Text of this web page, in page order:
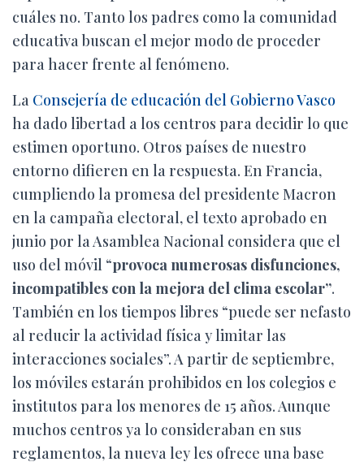
cuáles no. Tanto los padres como la comunidad
educativa buscan el mejor modo de proceder
para hacer frente al fenómeno.
La Consejería de educación del Gobierno Vasco
ha dado libertad a los centros para decidir lo que
estimen oportuno. Otros países de nuestro
entorno difieren en la respuesta. En Francia,
cumpliendo la promesa del presidente Macron
en la campaña electoral, el texto aprobado en
junio por la Asamblea Nacional considera que el
uso del móvil “provoca numerosas disfunciones,
incompatibles con la mejora del clima escolar”.
También en los tiempos libres “puede ser nefasto
al reducir la actividad física y limitar las
interacciones sociales”. A partir de septiembre,
los móviles estarán prohibidos en los colegios e
institutos para los menores de 15 años. Aunque
muchos centros ya lo consideraban en sus
reglamentos, la nueva ley les ofrece una base